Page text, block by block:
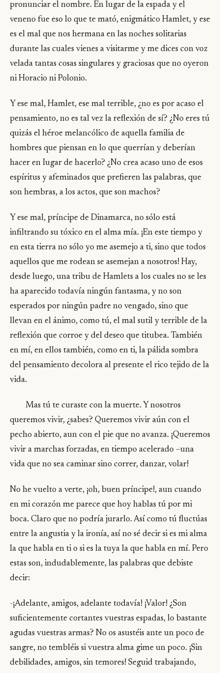
pronunciar el nombre. En lugar de la espada y el
veneno fue eso lo que te mató, enigmático Hamlet, y ese
es el mal que nos hermana en las noches solitarias
durante las cuales vienes a visitarme y me dices con voz
velada tantas cosas singulares y graciosas que no oyeron
ni Horacio ni Polonio.
Y ese mal, Hamlet, ese mal terrible, ¿no es por acaso el
pensamiento, no es tal vez la reflexión de sí? ¿No eres tú
quizás el héroe melancólico de aquella familia de
hombres que piensan en lo que querrían y deberían
hacer en Iugar de hacerlo? ¿No crea acaso uno de esos
espíritus y afeminados que prefieren las palabras, que
son hembras, a los actos, que son machos?
Y ese mal, príncipe de Dinamarca, no sólo está
infiltrando su tóxico en el alma mía. ¡En este tiempo y
en esta tierra no sólo yo me asemejo a ti, sino que todos
aquellos que me rodean se asemejan a nosotros! Hay,
desde luego, una tribu de Hamlets a los cuales no se les
ha aparecido todavía ningún fantasma, y no son
esperados por ningún padre no vengado, sino que
llevan en el ánimo, como tú, el mal sutil y terrible de la
reflexión que corroe y del deseo que titubea. También
en mí, en ellos también, como en ti, la pálida sombra
del pensamiento decolora al presente el rico tejido de la
vida.
Mas tú te curaste con la muerte. Y nosotros
queremos vivir, ¿sabes? Queremos vivir aún con el
pecho abierto, aun con el pie que no avanza. ¡Queremos
vivir a marchas forzadas, en tiempo acelerado –una
vida que no sea caminar sino correr, danzar, volar!
No he vuelto a verte, ¡oh, buen príncipe!, aun cuando
en mi corazón me parece que hoy hablas tú por mi
boca. Claro que no podría jurarlo. Así como tú fluctúas
entre la angustia y la ironía, así no sé decir si es mi alma
la que habla en ti o si es la tuya la que habla en mí. Pero
estas son, indudablemente, las palabras que debiste
decir:
-¡Adelante, amigos, adelante todavía! ¡Valor! ¿Son
suficientemente cortantes vuestras espadas, lo bastante
agudas vuestras armas? No os asustéis ante un poco de
sangre, no tembléis si vuestra alma gime un poco. ¡Sin
debilidades, amigos, sin temores! Seguid trabajando,